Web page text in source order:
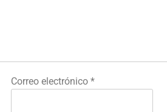
Correo electrónico *